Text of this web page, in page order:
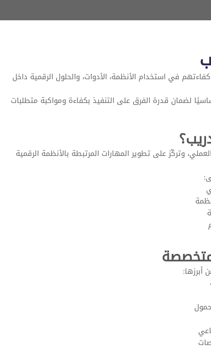
في استخدام الأنظمة، الأدوات، والحلول الرقمية داخل
لضمان قدرة الفرق على التنفيذ بكفاءة ومواكبة متطلبات
وتركّز على تطوير المهارات المرتبطة بالأنظمة الرقمية
أبرزها: